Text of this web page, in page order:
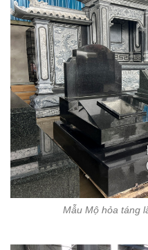
Mẫu Mộ hỏa táng